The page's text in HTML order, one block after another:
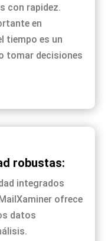
con rapidez.
en
tiempo es un
tomar decisiones
robustas:
integrados
ofrece
datos